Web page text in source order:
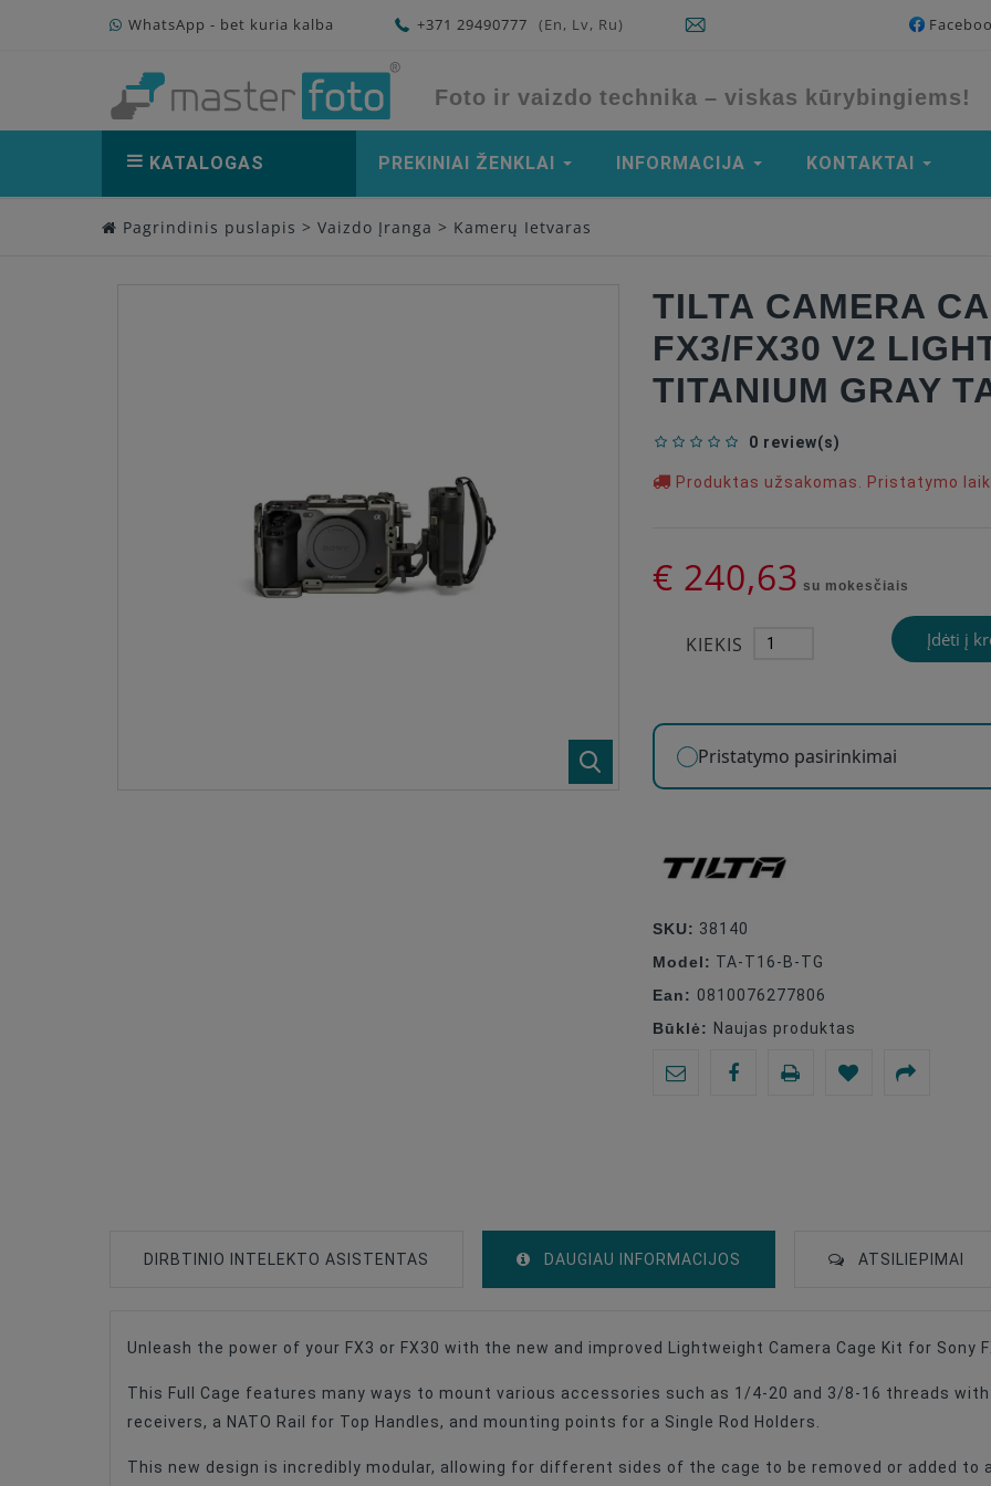
WhatsApp - bet kuria kalba +371 29490777 (En, Lv, Ru)
Foto ir vaizdo technika – viskas kūrybingiems!
KATALOGAS PREKINIAI ŽENKLAI INFORMACIJA KONTAKTAI
Pagrindinis puslapis > Vaizdo Įranga > Kamerų Ietvaras
TILTA CAMERA
FX3/FX30 V2
TITANIUM GRAY
0 review(s)
Produktas užsakomas. Pristatymo
€ 240,63 su mokesčiais
KIEKIS Įdėti į
Pristatymo pasirinkimai
SKU: 38140
Model: TA-T16-B-TG
Ean: 0810076277806
Būklė: Naujas produktas
DIRBTINIO INTELEKTO ASISTENTAS DAUGIAU INFORMACIJOS ATSILIEPIMAI
Unleash the power of your FX3 or FX30 with the new and improved Lightweight Camera Cage Kit for Sony
This Full Cage features many ways to mount various accessories such as 1/4-20 and 3/8-16 threads
receivers, a NATO Rail for Top Handles, and mounting points for a Single Rod Holders.
This new design is incredibly modular, allowing for different sides of the cage to be removed or added